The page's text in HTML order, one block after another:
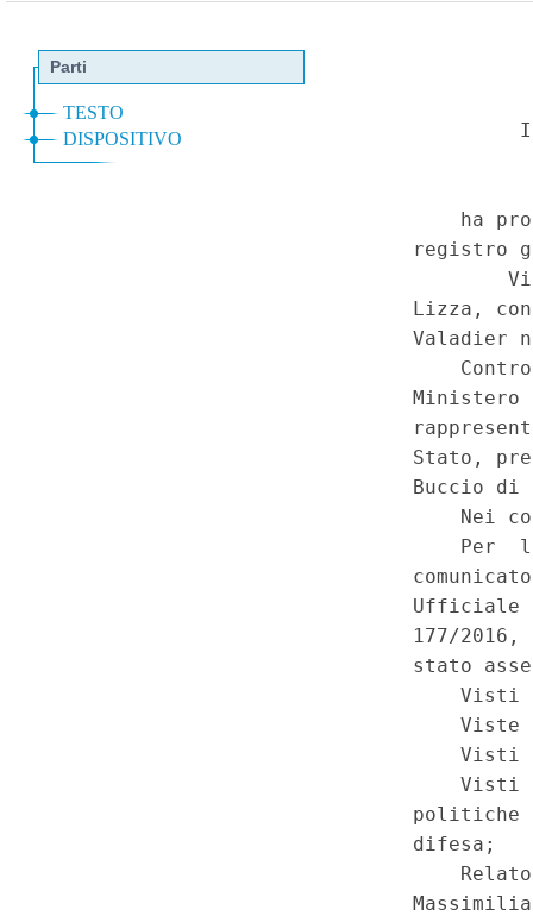
lett. a). Amministrazione
Stato - Assorbimento del
nell'Arma dei carabinieri e
di specifiche funzioni del
Corpo nazionale dei vigili
al Corpo della Guardia di
al Ministero delle politiche
Rideterminazione
tali amministrazioni
alle funzioni ad esse
del Corpo forestale dello
Inquadramento del
agosto 2016, n. 177
razionalizzazione delle
del Corpo forestale dello
comma 1, lettera a ), della
materia di riorganizzazione
pubbliche), artt. 7, 8, 9, 10,
(GU 1a
Costituzionale n.52 del 27-